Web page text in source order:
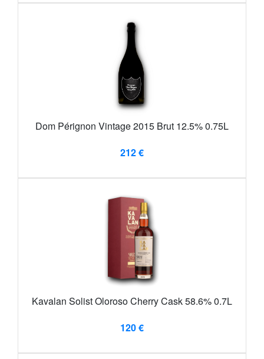
Dom Pérignon Vintage 2015 Brut 12.5% 0.75L
212 €
Kavalan Solist Oloroso Cherry Cask 58.6% 0.7L
120 €